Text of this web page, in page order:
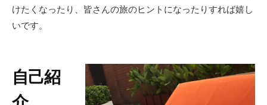
けたくなったり、皆さんの旅のヒントになったりすれば嬉し
いです。
自己紹